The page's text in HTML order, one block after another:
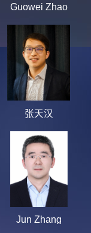
Guowei Zhao
张天汉
Jun Zhang